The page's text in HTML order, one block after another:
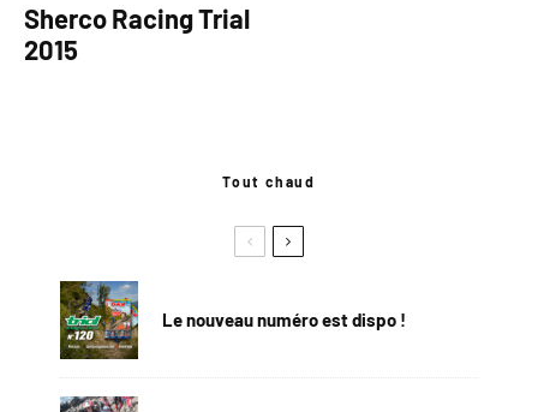
Sherco Racing Trial
2015
Tout chaud
Le nouveau numéro est dispo !